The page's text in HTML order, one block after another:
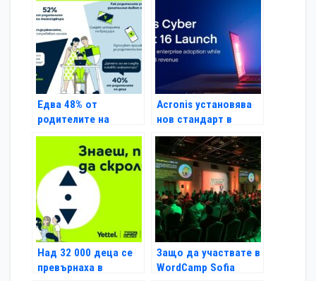
Едва 48% от
родителите на
тийнейджъри
контролират
дигиталния живот на
децата си
Acronis установява
нов стандарт в
киберсигурността и
защита на данните с
пускането на пазара
на Acronis Cyber
Protect 16
Над 32 000 деца се
превърнаха в
Защо да участвате в
WordCamp Sofia